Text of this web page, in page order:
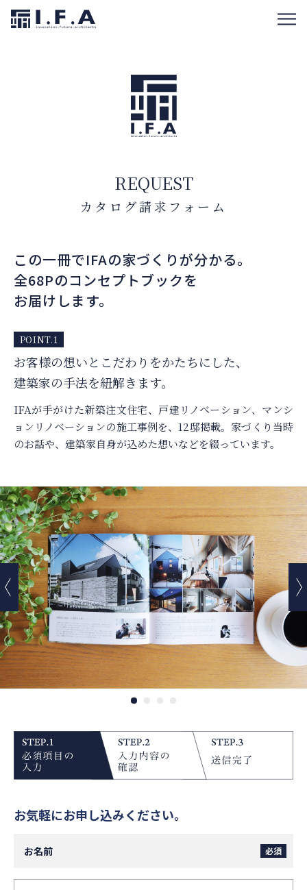
REQUEST
カタログ請求フォーム
この一冊でIFAの家づくりが分かる。
全68Pのコンセプトブックを
お届けします。
POINT.1
お客様の想いとこだわりをかたちにした、
建築家の手法を紐解きます。
IFAが手がけた新築注文住宅、戸建リノベーション、マンシ
ョンリノベーションの施工事例を、12邸掲載。家づくり当時
のお話や、建築家自身が込めた想いなどを綴っています。
お気軽にお申し込みください。
お名前 必須